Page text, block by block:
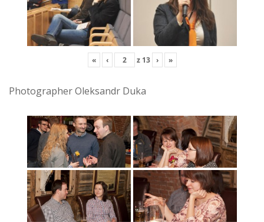
« ‹ z 13 › »
Photographer Oleksandr Duka